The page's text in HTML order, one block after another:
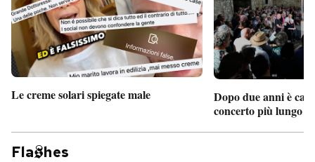
Le creme solari spiegate male
Dopo due anni è
concerto più lungo
Fla hes